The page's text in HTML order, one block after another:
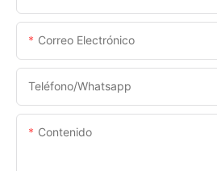
Correo Electrónico
Teléfono/whatsapp
Contenido